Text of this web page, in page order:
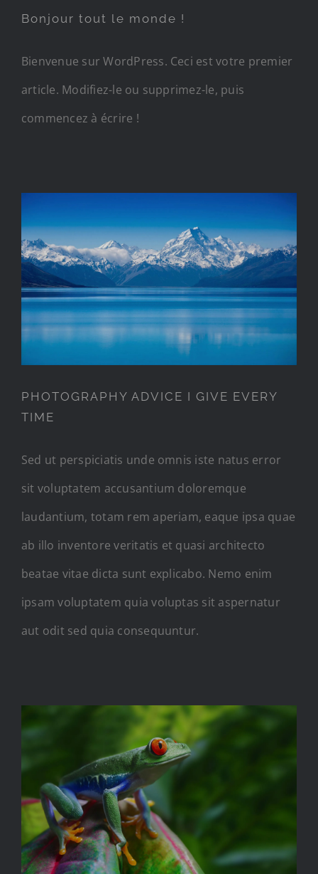
Bonjour tout le monde !
Bienvenue sur WordPress. Ceci est votre premier
article. Modifiez-le ou supprimez-le, puis
commencez à écrire !
PHOTOGRAPHY ADVICE I GIVE
EVERY TIME
PHOTOGRAPHY ADVICE I GIVE EVERY
TIME
Sed ut perspiciatis unde omnis iste natus error
sit voluptatem accusantium doloremque
laudantium, totam rem aperiam, eaque ipsa quae
ab illo inventore veritatis et quasi architecto
beatae vitae dicta sunt explicabo. Nemo enim
ipsam voluptatem quia voluptas sit aspernatur
aut odit sed quia consequuntur.
FILMING IN THE MOST WILD
OF LOCATIONS